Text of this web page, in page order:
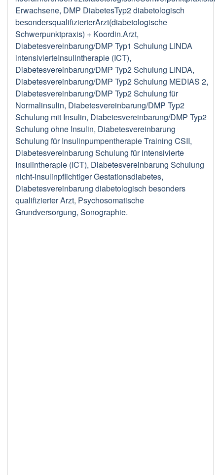
Erwachsene, DMP DiabetesTyp2 diabetologisch
besondersqualifizierterArzt(diabetologische
Schwerpunktpraxis) + Koordin.Arzt,
Diabetesvereinbarung/DMP Typ1 Schulung LINDA
intensivierteInsulintherapie (ICT),
Diabetesvereinbarung/DMP Typ2 Schulung LINDA,
Diabetesvereinbarung/DMP Typ2 Schulung MEDIAS 2,
Diabetesvereinbarung/DMP Typ2 Schulung für
Normalinsulin, Diabetesvereinbarung/DMP Typ2
Schulung mit Insulin, Diabetesvereinbarung/DMP Typ2
Schulung ohne Insulin, Diabetesvereinbarung
Schulung für Insulinpumpentherapie Training CSII,
Diabetesvereinbarung Schulung für intensivierte
Insulintherapie (ICT), Diabetesvereinbarung Schulung
nicht-insulinpflichtiger Gestationsdiabetes,
Diabetesvereinbarung diabetologisch besonders
qualifizierter Arzt, Psychosomatische
Grundversorgung, Sonographie.